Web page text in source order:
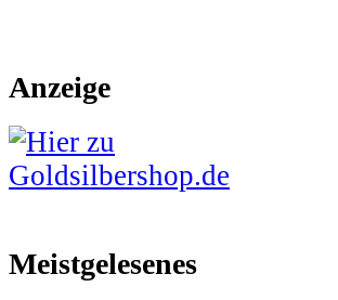
Anzeige
Meistgelesenes